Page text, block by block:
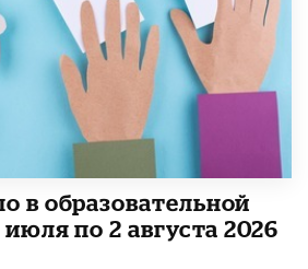
в образовательной
по 2 августа 2026